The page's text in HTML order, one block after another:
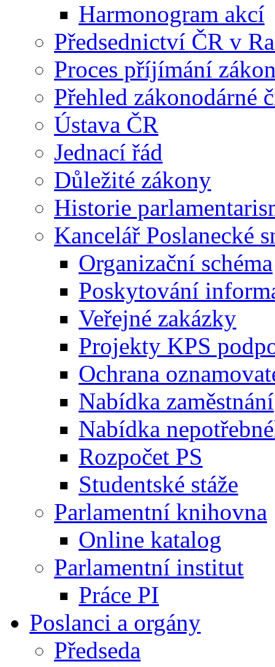
Harmonogram akcí
Předsednictví ČR v
Proces příjímání
Přehled zákonodárné
Ústava ČR
Jednací řád
Důležité zákony
Historie
Kancelář Poslanecké
Organizační schéma
Poskytování
Veřejné zakázky
Projekty KPS
Ochrana
Nabídka zaměstnání
Nabídka
Rozpočet PS
Studentské stáže
Parlamentní knihovna
Online katalog
Parlamentní institut
Práce PI
Poslanci a orgány
Předseda